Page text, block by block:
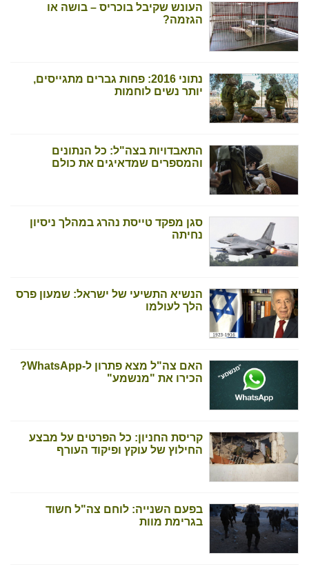
העונש שקיבל בוכריס – בושה או
הגזמה?
נתוני 2016: פחות גברים מתגייסים,
יותר נשים לוחמות
התאבדויות בצה"ל: כל הנתונים
והמספרים שמדאיגים את כולם
סגן מפקד טייסת נהרג במהלך ניסיון
נחיתה
הנשיא התשיעי של ישראל: שמעון פרס
הלך לעולמו
האם צה"ל מצא פתרון ל-WhatsApp?
הכירו את "מנשמע"
קריסת החניון: כל הפרטים על מבצע
החילוץ של עוקץ ופיקוד העורף
בפעם השנייה: לוחם צה"ל חשוד
בגרימת מוות